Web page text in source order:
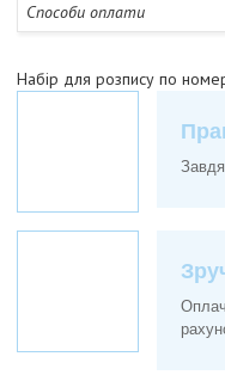
Способи оплати
Набір для розпису по